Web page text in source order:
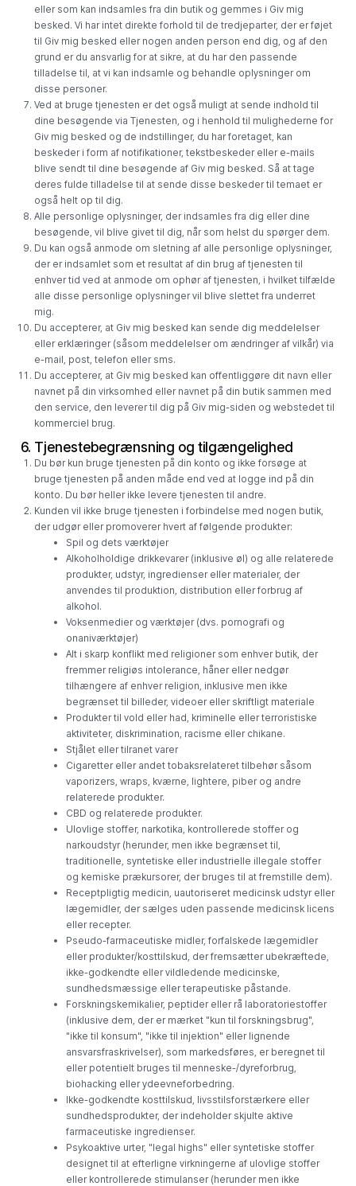
eller som kan indsamles fra din butik og gemmes i Giv mig
besked. Vi har intet direkte forhold til de tredjeparter, der er føjet
til Giv mig besked eller nogen anden person end dig, og af den
grund er du ansvarlig for at sikre, at du har den passende
tilladelse til, at vi kan indsamle og behandle oplysninger om
disse personer.
Ved at bruge tjenesten er det også muligt at sende indhold til
dine besøgende via Tjenesten, og i henhold til mulighederne for
Giv mig besked og de indstillinger, du har foretaget, kan
beskeder i form af notifikationer, tekstbeskeder eller e-mails
blive sendt til dine besøgende af Giv mig besked. Så at tage
deres fulde tilladelse til at sende disse beskeder til temaet er
også helt op til dig.
Alle personlige oplysninger, der indsamles fra dig eller dine
besøgende, vil blive givet til dig, når som helst du spørger dem.
Du kan også anmode om sletning af alle personlige oplysninger,
der er indsamlet som et resultat af din brug af tjenesten til
enhver tid ved at anmode om ophør af tjenesten, i hvilket tilfælde
alle disse personlige oplysninger vil blive slettet fra underret
mig.
Du accepterer, at Giv mig besked kan sende dig meddelelser
eller erklæringer (såsom meddelelser om ændringer af vilkår) via
e-mail, post, telefon eller sms.
Du accepterer, at Giv mig besked kan offentliggøre dit navn eller
navnet på din virksomhed eller navnet på din butik sammen med
den service, den leverer til dig på Giv mig-siden og webstedet til
kommerciel brug.
6. Tjenestebegrænsning og tilgængelighed
Du bør kun bruge tjenesten på din konto og ikke forsøge at
bruge tjenesten på anden måde end ved at logge ind på din
konto. Du bør heller ikke levere tjenesten til andre.
Kunden vil ikke bruge tjenesten i forbindelse med nogen butik,
der udgør eller promoverer hvert af følgende produkter:
Spil og dets værktøjer
Alkoholholdige drikkevarer (inklusive øl) og alle relaterede
produkter, udstyr, ingredienser eller materialer, der
anvendes til produktion, distribution eller forbrug af
alkohol.
Voksenmedier og værktøjer (dvs. pornografi og
onaniværktøjer)
Alt i skarp konflikt med religioner som enhver butik, der
fremmer religiøs intolerance, håner eller nedgør
tilhængere af enhver religion, inklusive men ikke
begrænset til billeder, videoer eller skriftligt materiale
Produkter til vold eller had, kriminelle eller terroristiske
aktiviteter, diskrimination, racisme eller chikane.
Stjålet eller tilranet varer
Cigaretter eller andet tobaksrelateret tilbehør såsom
vaporizers, wraps, kværne, lightere, piber og andre
relaterede produkter.
CBD og relaterede produkter.
Ulovlige stoffer, narkotika, kontrollerede stoffer og
narkoudstyr (herunder, men ikke begrænset til,
traditionelle, syntetiske eller industrielle illegale stoffer
og kemiske prækursorer, der bruges til at fremstille dem).
Receptpligtig medicin, uautoriseret medicinsk udstyr eller
lægemidler, der sælges uden passende medicinsk licens
eller recepter.
Pseudo-farmaceutiske midler, forfalskede lægemidler
eller produkter/kosttilskud, der fremsætter ubekræftede,
ikke-godkendte eller vildledende medicinske,
sundhedsmæssige eller terapeutiske påstande.
Forskningskemikalier, peptider eller rå laboratoriestoffer
(inklusive dem, der er mærket "kun til forskningsbrug",
"ikke til konsum", "ikke til injektion" eller lignende
ansvarsfraskrivelser), som markedsføres, er beregnet til
eller potentielt bruges til menneske-/dyreforbrug,
biohacking eller ydeevneforbedring.
Ikke-godkendte kosttilskud, livsstilsforstærkere eller
sundhedsprodukter, der indeholder skjulte aktive
farmaceutiske ingredienser.
Psykoaktive urter, "legal highs" eller syntetiske stoffer
designet til at efterligne virkningerne af ulovlige stoffer
eller kontrollerede stimulanser (herunder men ikke